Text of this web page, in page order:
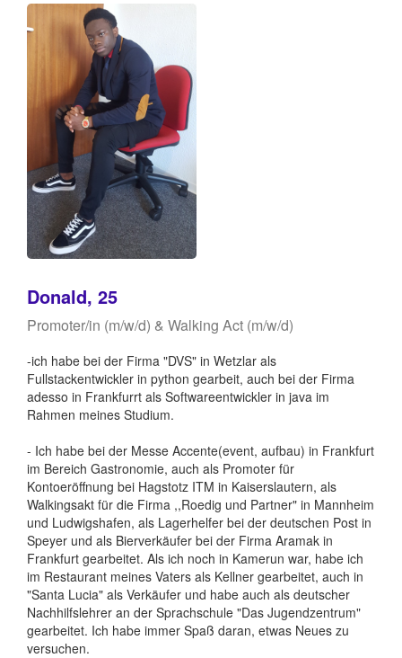
Donald, 25
Promoter/in (m/w/d) & Walking Act (m/w/d)
-ich habe bei der Firma "DVS" in Wetzlar als
Fullstackentwickler in python gearbeit, auch bei der Firma
adesso in Frankfurrt als Softwareentwickler in java im
Rahmen meines Studium.
- Ich habe bei der Messe Accente(event, aufbau) in Frankfurt
im Bereich Gastronomie, auch als Promoter für
Kontoeröffnung bei Hagstotz ITM in Kaiserslautern, als
Walkingsakt für die Firma ,,Roedig und Partner" in Mannheim
und Ludwigshafen, als Lagerhelfer bei der deutschen Post in
Speyer und als Bierverkäufer bei der Firma Aramak in
Frankfurt gearbeitet. Als ich noch in Kamerun war, habe ich
im Restaurant meines Vaters als Kellner gearbeitet, auch in
"Santa Lucia" als Verkäufer und habe auch als deutscher
Nachhilfslehrer an der Sprachschule "Das Jugendzentrum"
gearbeitet. Ich habe immer Spaß daran, etwas Neues zu
versuchen.